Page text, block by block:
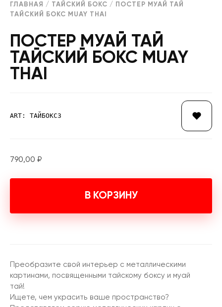
ГЛАВНАЯ / ТАЙСКИЙ БОКС / ПОСТЕР МУАЙ ТАЙ
ТАЙСКИЙ БОКС MUAY THAI
ПОСТЕР МУАЙ ТАЙ
ТАЙСКИЙ БОКС MUAY
THAI
ART: ТАЙБОКС3
790,00 ₽
В КОРЗИНУ
Преобразите свой интерьер с металлическими
картинами, посвященными тайскому боксу и муай
тай!
Ищете, чем украсить ваше пространство?